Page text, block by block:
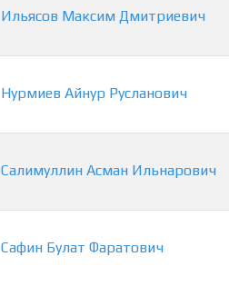
Ильясов Максим Дмитриевич
Нурмиев Айнур Русланович
Салимуллин Асман Ильнарович
Сафин Булат Фаратович